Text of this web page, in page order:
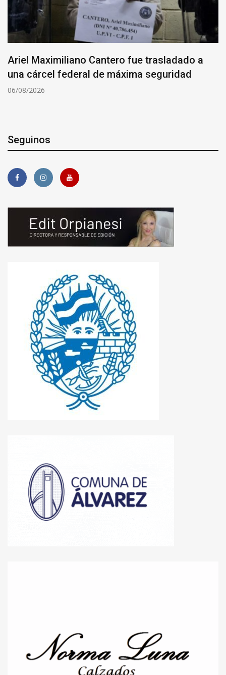
Ariel Maximiliano Cantero fue trasladado a
una cárcel federal de máxima seguridad
06/08/2026
Seguinos